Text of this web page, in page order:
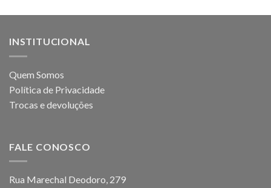
INSTITUCIONAL
Quem Somos
Política de Privacidade
Trocas e devoluções
FALE CONOSCO
Rua Marechal Deodoro, 279